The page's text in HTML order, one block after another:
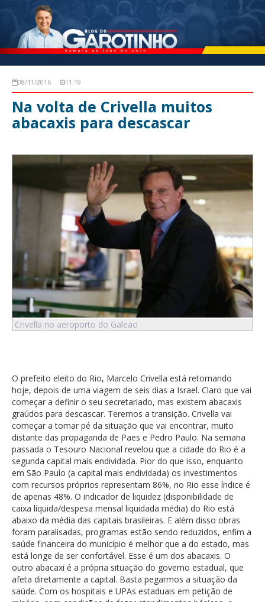
08/11/2016 11:19
Na volta de Crivella muitos
abacaxis para descascar
Crivella no aeroporto do Galeão
O prefeito eleito do Rio, Marcelo Crivella está retornando
hoje, depois de uma viagem de seis dias a Israel. Claro que vai
começar a definir o seu secretariado, mas existem abacaxis
graúdos para descascar. Teremos a transição. Crivella vai
começar a tomar pé da situação que vai encontrar, muito
distante das propaganda de Paes e Pedro Paulo. Na semana
passada o Tesouro Nacional revelou que a cidade do Rio é a
segunda capital mais endividada. Pior do que isso, enquanto
em São Paulo (a capital mais endividada) os investimentos
com recursos próprios representam 86%, no Rio esse índice é
de apenas 48%. O indicador de liquidez (disponibilidade de
caixa líquida/despesa mensal liquidada média) do Rio está
abaixo da média das capitais brasileiras. E além disso obras
foram paralisadas, programas estão sendo reduzidos, enfim a
saúde financeira do município é melhor que a do estado, mas
está longe de ser confortável. Esse é um dos abacaxis. O
outro abacaxi é a própria situação do governo estadual, que
afeta diretamente a capital. Basta pegarmos a situação da
saúde. Com os hospitais e UPAs estaduais em petição de